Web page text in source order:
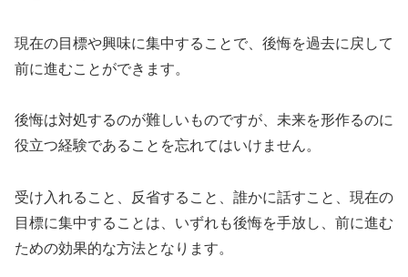
現在の目標や興味に集中することで、後悔を過去に戻して
前に進むことができます。
後悔は対処するのが難しいものですが、未来を形作るのに
役立つ経験であることを忘れてはいけません。
受け入れること、反省すること、誰かに話すこと、現在の
目標に集中することは、いずれも後悔を手放し、前に進む
ための効果的な方法となります。